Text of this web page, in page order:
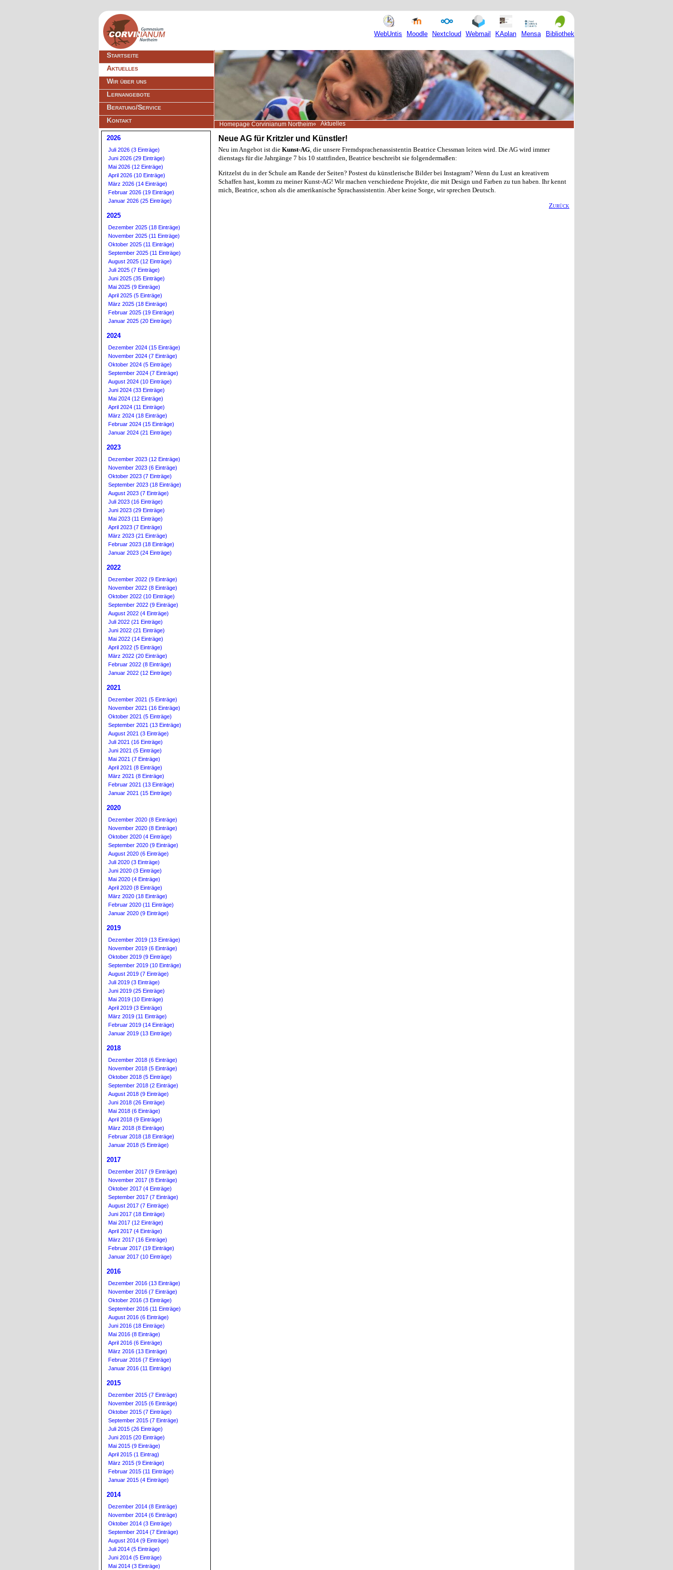
WebUntis Moodle Nextcloud Webmail KAplan Mensa Bibliothek
Navigation
überspringen
Startseite
Aktuelles
Wir über uns
Lernangebote
Beratung/Service
Kontakt
Homepage Corvinianum Northeim Aktuelles
Neue AG für Kritzler und Künstler!
Neu im Angebot ist die Kunst-AG, die unsere Fremdsprachenassistentin Beatrice Chessman leiten wird. Die AG wird immer
dienstags für die Jahrgänge 7 bis 10 stattfinden, Beatrice beschreibt sie folgendermaßen:
Kritzelst du in der Schule am Rande der Seiten? Postest du künstlerische Bilder bei Instagram? Wenn du Lust an kreativem
Schaffen hast, komm zu meiner Kunst-AG! Wir machen verschiedene Projekte, die mit Design und Farben zu tun haben. Ihr kennt
mich, Beatrice, schon als die amerikanische Sprachassistentin. Aber keine Sorge, wir sprechen Deutsch.
Zurück
2026
Juli 2026 (3 Einträge)
Juni 2026 (29 Einträge)
Mai 2026 (12 Einträge)
April 2026 (10 Einträge)
März 2026 (14 Einträge)
Februar 2026 (19 Einträge)
Januar 2026 (25 Einträge)
2025
Dezember 2025 (18 Einträge)
November 2025 (11 Einträge)
Oktober 2025 (11 Einträge)
September 2025 (11 Einträge)
August 2025 (12 Einträge)
Juli 2025 (7 Einträge)
Juni 2025 (35 Einträge)
Mai 2025 (9 Einträge)
April 2025 (5 Einträge)
März 2025 (18 Einträge)
Februar 2025 (19 Einträge)
Januar 2025 (20 Einträge)
2024
Dezember 2024 (15 Einträge)
November 2024 (7 Einträge)
Oktober 2024 (5 Einträge)
September 2024 (7 Einträge)
August 2024 (10 Einträge)
Juni 2024 (33 Einträge)
Mai 2024 (12 Einträge)
April 2024 (11 Einträge)
März 2024 (18 Einträge)
Februar 2024 (15 Einträge)
Januar 2024 (21 Einträge)
2023
Dezember 2023 (12 Einträge)
November 2023 (6 Einträge)
Oktober 2023 (7 Einträge)
September 2023 (18 Einträge)
August 2023 (7 Einträge)
Juli 2023 (16 Einträge)
Juni 2023 (29 Einträge)
Mai 2023 (11 Einträge)
April 2023 (7 Einträge)
März 2023 (21 Einträge)
Februar 2023 (18 Einträge)
Januar 2023 (24 Einträge)
2022
Dezember 2022 (9 Einträge)
November 2022 (8 Einträge)
Oktober 2022 (10 Einträge)
September 2022 (9 Einträge)
August 2022 (4 Einträge)
Juli 2022 (21 Einträge)
Juni 2022 (21 Einträge)
Mai 2022 (14 Einträge)
April 2022 (5 Einträge)
März 2022 (20 Einträge)
Februar 2022 (8 Einträge)
Januar 2022 (12 Einträge)
2021
Dezember 2021 (5 Einträge)
November 2021 (16 Einträge)
Oktober 2021 (5 Einträge)
September 2021 (13 Einträge)
August 2021 (3 Einträge)
Juli 2021 (16 Einträge)
Juni 2021 (5 Einträge)
Mai 2021 (7 Einträge)
April 2021 (8 Einträge)
März 2021 (8 Einträge)
Februar 2021 (13 Einträge)
Januar 2021 (15 Einträge)
2020
Dezember 2020 (8 Einträge)
November 2020 (8 Einträge)
Oktober 2020 (4 Einträge)
September 2020 (9 Einträge)
August 2020 (6 Einträge)
Juli 2020 (3 Einträge)
Juni 2020 (3 Einträge)
Mai 2020 (4 Einträge)
April 2020 (8 Einträge)
März 2020 (18 Einträge)
Februar 2020 (11 Einträge)
Januar 2020 (9 Einträge)
2019
Dezember 2019 (13 Einträge)
November 2019 (6 Einträge)
Oktober 2019 (9 Einträge)
September 2019 (10 Einträge)
August 2019 (7 Einträge)
Juli 2019 (3 Einträge)
Juni 2019 (25 Einträge)
Mai 2019 (10 Einträge)
April 2019 (3 Einträge)
März 2019 (11 Einträge)
Februar 2019 (14 Einträge)
Januar 2019 (13 Einträge)
2018
Dezember 2018 (6 Einträge)
November 2018 (5 Einträge)
Oktober 2018 (5 Einträge)
September 2018 (2 Einträge)
August 2018 (9 Einträge)
Juni 2018 (26 Einträge)
Mai 2018 (6 Einträge)
April 2018 (9 Einträge)
März 2018 (8 Einträge)
Februar 2018 (18 Einträge)
Januar 2018 (5 Einträge)
2017
Dezember 2017 (9 Einträge)
November 2017 (8 Einträge)
Oktober 2017 (4 Einträge)
September 2017 (7 Einträge)
August 2017 (7 Einträge)
Juni 2017 (18 Einträge)
Mai 2017 (12 Einträge)
April 2017 (4 Einträge)
März 2017 (16 Einträge)
Februar 2017 (19 Einträge)
Januar 2017 (10 Einträge)
2016
Dezember 2016 (13 Einträge)
November 2016 (7 Einträge)
Oktober 2016 (3 Einträge)
September 2016 (11 Einträge)
August 2016 (6 Einträge)
Juni 2016 (18 Einträge)
Mai 2016 (8 Einträge)
April 2016 (6 Einträge)
März 2016 (13 Einträge)
Februar 2016 (7 Einträge)
Januar 2016 (11 Einträge)
2015
Dezember 2015 (7 Einträge)
November 2015 (6 Einträge)
Oktober 2015 (7 Einträge)
September 2015 (7 Einträge)
Juli 2015 (26 Einträge)
Juni 2015 (20 Einträge)
Mai 2015 (9 Einträge)
April 2015 (1 Eintrag)
März 2015 (9 Einträge)
Februar 2015 (11 Einträge)
Januar 2015 (4 Einträge)
2014
Dezember 2014 (8 Einträge)
November 2014 (6 Einträge)
Oktober 2014 (3 Einträge)
September 2014 (7 Einträge)
August 2014 (9 Einträge)
Juli 2014 (5 Einträge)
Juni 2014 (5 Einträge)
Mai 2014 (3 Einträge)